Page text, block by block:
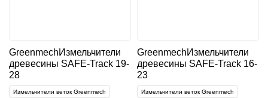
GreenmechИзмельчители
древесины SAFE-Track 19-
28
Измельчители веток Greenmech
GreenmechИзмельчители
древесины SAFE-Track 16-
23
Измельчители веток Greenmech